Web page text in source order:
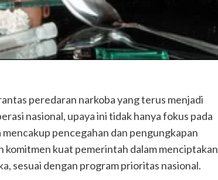
peredaran narkoba yang terus menjadi
nasional, upaya ini tidak hanya fokus pada
pencegahan dan pengungkapan
komitmen kuat pemerintah dalam menciptakan
sesuai dengan program prioritas nasional.